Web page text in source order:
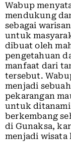
Wabup
mendukung
sebagai
untuk
dibuat oleh
pengetahuan
manfaat dari
tersebut.
menjadi
pekarangan
untuk ditanami
berkembang
di Gunaksa,
menjadi wisata